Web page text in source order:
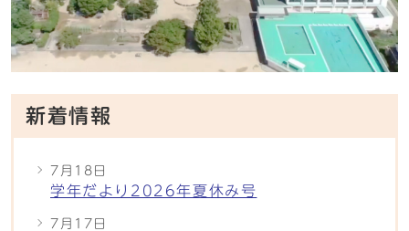
新着情報
7月18日
学年だより2026年夏休み号
7月17日